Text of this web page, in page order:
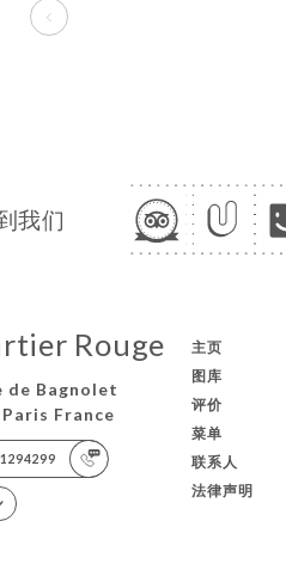
我们
Rouge
de Bagnolet
France
主页
图库
评价
菜单
联系人
法律声明